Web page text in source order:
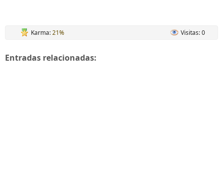
Karma:21% Visitas: 0
Entradas relacionadas: